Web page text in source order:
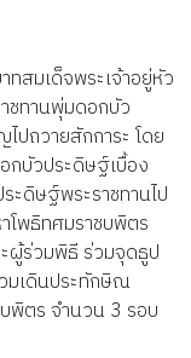
สมเด็จพระเจ้าอยู่หัว
ชทานพุ่มดอกบัว
ปถวายสักการะ โดย
กบัวประดิษฐ์เบื้อง
ดิษฐ์พระราชทานไป
โพธิทศมราชบพิตร
ผู้ร่วมพิธี ร่วมจุดธูป
มเดินประทักษิณ
พิตร จำนวน 3 รอบ